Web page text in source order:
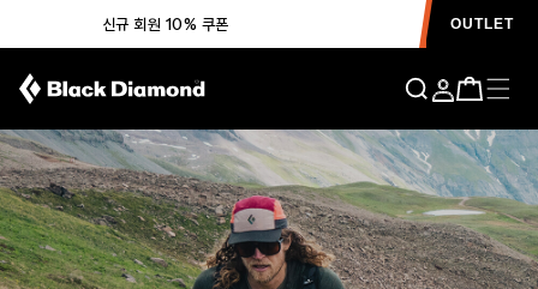
신규 회원 10% 쿠폰 OUTLET